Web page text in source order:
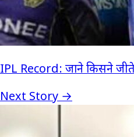
IPL Record: जाने किसने
Next Story →